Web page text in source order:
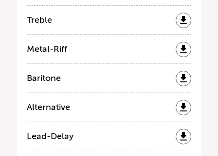
Treble
Metal-Riff
Baritone
Alternative
Lead-Delay